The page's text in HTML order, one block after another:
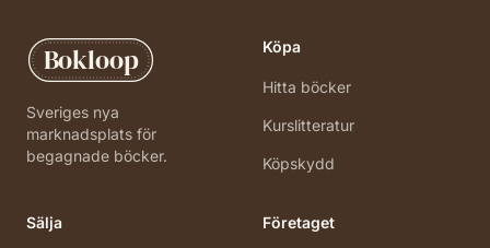
Bokloop
Sveriges nya
marknadsplats för
begagnade böcker.
Köpa
Hitta böcker
Kurslitteratur
Köpskydd
Sälja Företaget